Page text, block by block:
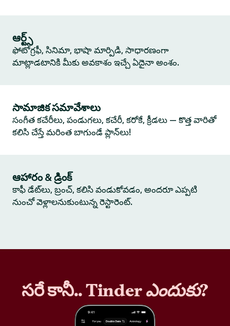
ఆర్ట్స్
ఫోటోగ్రఫీ, సినిమా, భాషా మార్పిడి, సాధారణంగా
మాట్లాడటానికి మీకు అవకాశం ఇచ్చే ఏదైనా అంశం.
సామాజిక సమావేశాలు
సంగీత కచేరీలు, పండుగలు, కచేరీ, కరోకే, క్రీడలు — కొత్త వారితో
కలిసి చేస్తే మరింత బాగుండే ప్లాన్‌లు!
ఆహారం & డ్రింక్
కాఫీ డేట్‌లు, బ్రంచ్, కలిసి వండుకోవడం, అందరూ ఎప్పటి
నుంచో వెళ్లాలనుకుంటున్న రెస్టారెంట్.
సరే కానీ.. Tinderఎందుకు?